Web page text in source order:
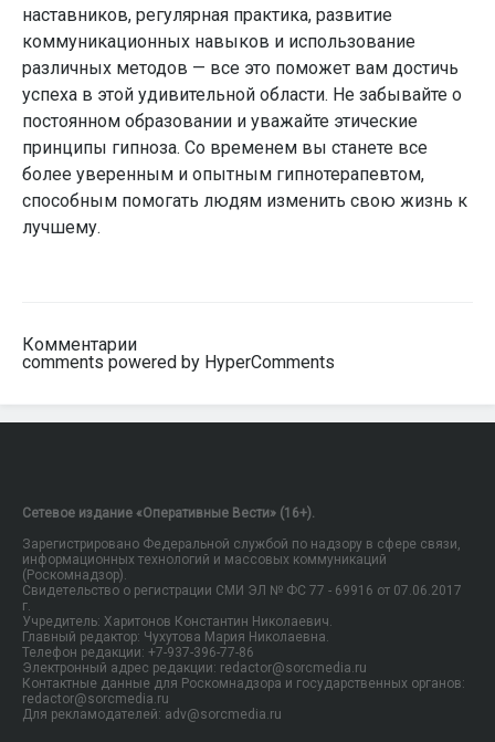
наставников, регулярная практика, развитие
коммуникационных навыков и использование
различных методов — все это поможет вам достичь
успеха в этой удивительной области. Не забывайте о
постоянном образовании и уважайте этические
принципы гипноза. Со временем вы станете все
более уверенным и опытным гипнотерапевтом,
способным помогать людям изменить свою жизнь к
лучшему.
Комментарии
comments powered by HyperComments
Сетевое издание «Оперативные Вести» (16+).
Зарегистрировано Федеральной службой по надзору в сфере связи,
информационных технологий и массовых коммуникаций
(Роскомнадзор).
Свидетельство о регистрации СМИ ЭЛ № ФС 77 - 69916 от 07.06.2017
г.
Учредитель: Харитонов Константин Николаевич.
Главный редактор: Чухутова Мария Николаевна.
Телефон редакции: +7-937-396-77-86
Электронный адрес редакции: redactor@sorcmedia.ru
Контактные данные для Роскомнадзора и государственных органов:
redactor@sorcmedia.ru
Для рекламодателей: adv@sorcmedia.ru